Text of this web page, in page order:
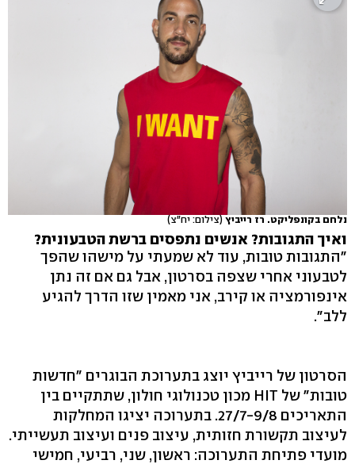
נלחם בקונפליקט. רז רייביץ(צילום: יח"צ)
ואיך התגובות? אנשים נתפסים ברשת הטבעונית?
״התגובות טובות, עוד לא שמעתי על מישהו שהפך
לטבעוני אחרי שצפה בסרטון, אבל גם אם זה נתן
אינפורמציה או קירב, אני מאמין שזו הדרך להגיע
ללב״.
הסרטון של רייביץ יוצג בתערוכת הבוגרים "חדשות
טובות" של HIT מכון טכנולוגי חולון, שתתקיים בין
התאריכים 27/7-9/8. בתערוכה יציגו המחלקות
לעיצוב תקשורת חזותית, עיצוב פנים ועיצוב תעשייתי.
מועדי פתיחת התערוכה: ראשון, שני, רביעי, חמישי